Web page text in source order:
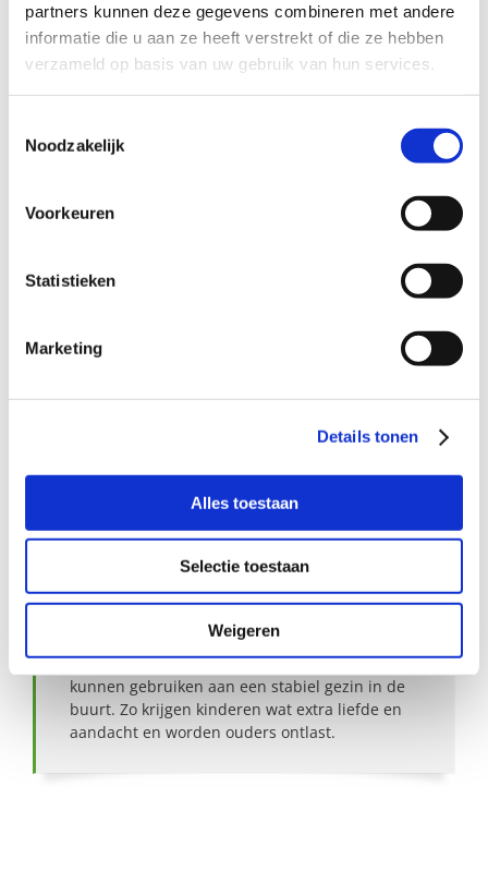
partners kunnen deze gegevens combineren met andere
informatie die u aan ze heeft verstrekt of die ze hebben
verzameld op basis van uw gebruik van hun services.
Noodzakelijk
Voorkeuren
Statistieken
Marketing
Details tonen
Alles toestaan
Selectie toestaan
Weigeren
Met kinderen van ongeveer dezelfde
leeftijd of een opa en oma of tante;
Waar het gezellig is;
Wil je meer informatie?
coördinator Buurtgezinnen voor de gemeente Rhenen,
Over Buurtgezinnen
Onder het motto ‘Opgroeien doen we samen’,
koppelt Buurtgezinnen gezinnen die steun
kunnen gebruiken aan een stabiel gezin in de
buurt. Zo krijgen kinderen wat extra liefde en
aandacht en worden ouders ontlast.